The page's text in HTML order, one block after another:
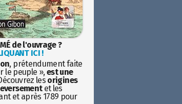
de l'ouvrage ?
ICI !
, prétendument faite
le peuple », est une
les origines
et les
et après 1789 pour